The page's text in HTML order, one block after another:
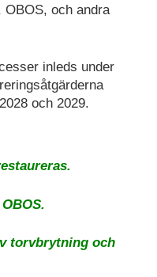
OBOS, och andra
inleds under
och 2029.
torvbrytning och